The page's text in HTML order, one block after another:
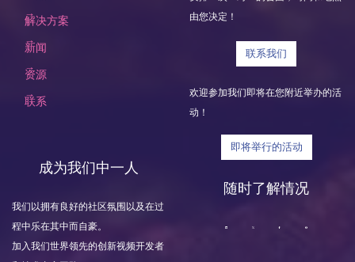
解决方案
新闻
资源
联系
由您决定！
联系我们
欢迎参加我们即将在您附近举办的活
动！
即将举行的活动
成为我们中一人
我们以拥有良好的社区氛围以及在过
程中乐在其中而自豪。
加入我们世界领先的创新视频开发者
随时了解情况